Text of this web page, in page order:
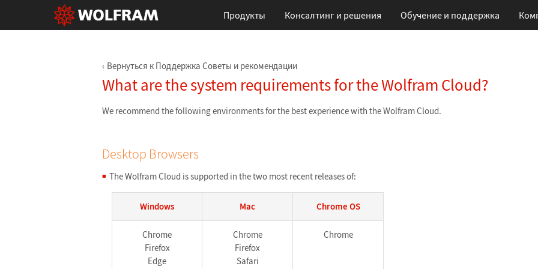
Продукты Консалтинг и решения Обучениеи поддержка
Вернуться к Поддержка Советы и рекомендации
What are the system requirements for the Wolfram Cloud?
We recommend the following environments for the best experience with the Wolfram Cloud.
Desktop Browsers
The Wolfram Cloud is supported in the two most recent releases of:
Windows Mac Chrome OS
Chrome
Firefox
Edge
Chrome
Firefox
Safari
Chrome